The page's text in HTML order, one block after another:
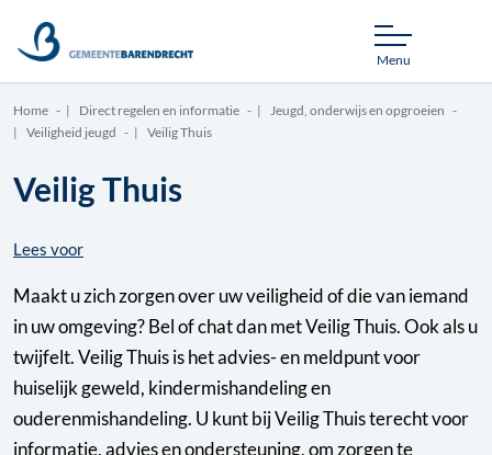
Menu
Home Direct regelen en informatie
Jeugd, onderwijs en opgroeien
Veiligheid jeugd
Veilig Thuis
Veilig Thuis
Lees voor
Maakt u zich zorgen over uw veiligheid of die van iemand
in uw omgeving? Bel of chat dan met Veilig Thuis. Ook als u
twijfelt. Veilig Thuis is het advies- en meldpunt voor
huiselijk geweld, kindermishandeling en
ouderenmishandeling. U kunt bij Veilig Thuis terecht voor
informatie, advies en ondersteuning, om zorgen te